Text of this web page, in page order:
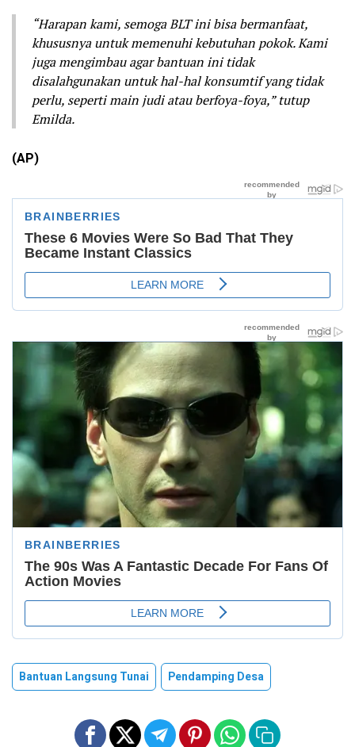
“Harapan kami, semoga BLT ini bisa bermanfaat,
khususnya untuk memenuhi kebutuhan pokok. Kami
juga mengimbau agar bantuan ini tidak
disalahgunakan untuk hal-hal konsumtif yang tidak
perlu, seperti main judi atau berfoya-foya,” tutup
Emilda.
(AP)
Bantuan Langsung Tunai Pendamping Desa